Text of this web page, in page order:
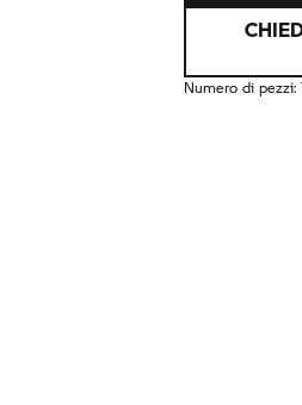
Numero di pezzi: